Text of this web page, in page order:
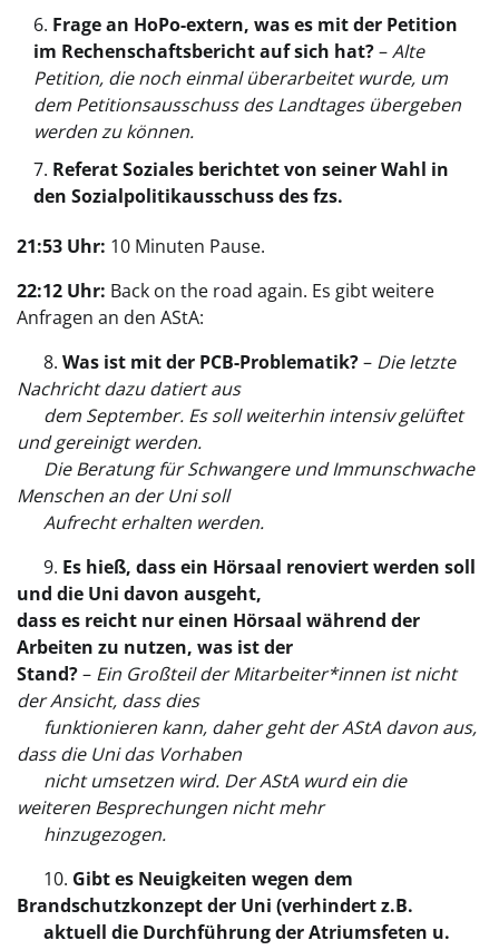
Frage an HoPo-extern, was es mit der Petition
im Rechenschaftsbericht auf sich hat?–Alte
Petition, die noch einmal überarbeitet wurde, um
dem Petitionsausschuss des Landtages übergeben
werden zu können.
Referat Soziales berichtet von seiner Wahl in
den Sozialpolitikausschuss des fzs.
21:53 Uhr: 10 Minuten Pause.
22:12 Uhr: Back on the road again. Es gibt weitere
Anfragen an den AStA:
8. Was ist mit der PCB-Problematik?– Die letzte
Nachricht dazu datiert aus
dem September. Es soll weiterhin intensiv gelüftet
und gereinigt werden.
Die Beratung für Schwangere und Immunschwache
Menschen an der Uni soll
Aufrecht erhalten werden.
9. Es hieß, dass ein Hörsaal renoviert werden soll
und die Uni davon ausgeht,
dasses reicht nur einen Hörsaal während der
Arbeiten zu nutzen, was ist der
Stand?– Ein Großteil der Mitarbeiter*innen ist nicht
der Ansicht, dass dies
funktionieren kann, daher geht der AStA davon aus,
dass die Uni das Vorhaben
nicht umsetzen wird. Der AStA wurd ein die
weiteren Besprechungen nicht mehr
hinzugezogen.
10. Gibt es Neuigkeiten wegen dem
Brandschutzkonzept der Uni (verhindert z.B.
aktuell die Durchführung der Atriumsfeten u.